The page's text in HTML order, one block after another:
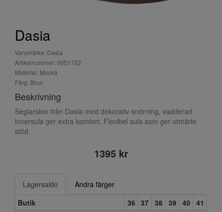
Dasia
Varumärke: Dasia
Artikelnummer: 0051722
Material: Mocka
Färg: Brun
Beskrivning
Seglarskor från Dasia med dekorativ snörning, vadderad
innersula ger extra komfort. Flexibel sula som ger utmärkt
stöd.
1395 kr
Lagersaldo
Andra färger
Butik
36 37 38 39 40 41